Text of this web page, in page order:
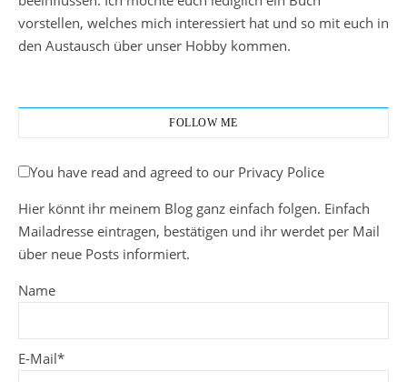
vorstellen, welches mich interessiert hat und so mit euch in
den Austausch über unser Hobby kommen.
FOLLOW ME
You have read and agreed to our Privacy Police
Hier könnt ihr meinem Blog ganz einfach folgen. Einfach
Mailadresse eintragen, bestätigen und ihr werdet per Mail
über neue Posts informiert.
Name
E-Mail*